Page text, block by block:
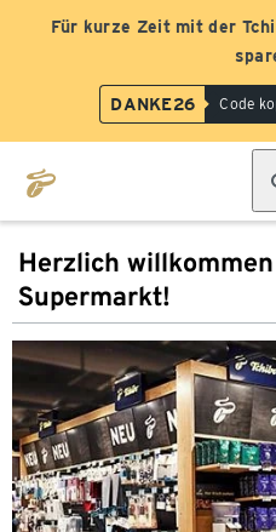
Für kurze Zeit mit der
DANKE26 Code
Herzlich
Supermarkt!